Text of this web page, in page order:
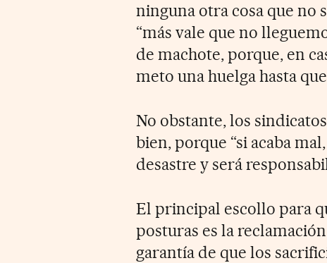
ninguna otra cosa que no
“más vale que no
de machote, porque, en
meto una huelga hasta
No obstante, los
bien, porque “si acaba
desastre y será
El principal escollo para
posturas es la
garantía de que los